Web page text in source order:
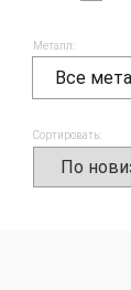
Металл:
Все
Сортировать: